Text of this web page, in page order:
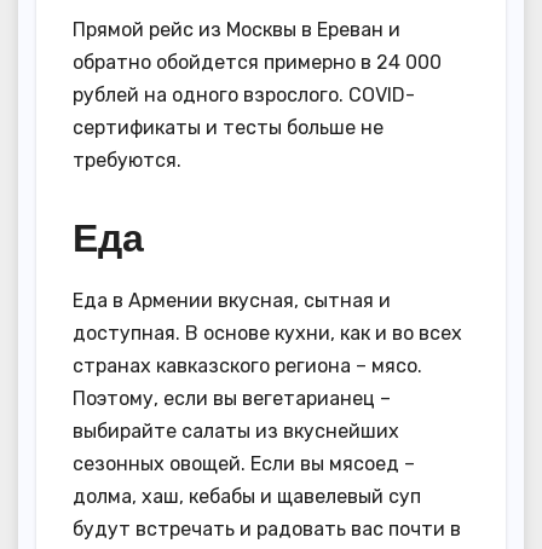
Прямой рейс из Москвы в Ереван и
обратно обойдется примерно в 24 000
рублей на одного взрослого. COVID-
сертификаты и тесты больше не
требуются.
Еда
Еда в Армении вкусная, сытная и
доступная. В основе кухни, как и во всех
странах кавказского региона – мясо.
Поэтому, если вы вегетарианец –
выбирайте салаты из вкуснейших
сезонных овощей. Если вы мясоед –
долма, хаш, кебабы и щавелевый суп
будут встречать и радовать вас почти в